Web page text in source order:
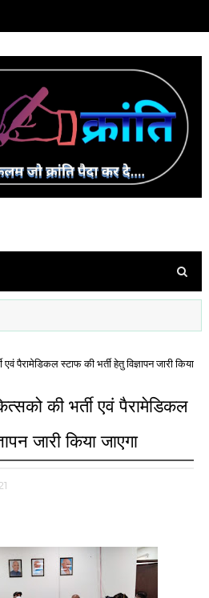
पैरामेडिकल स्टाफ की भर्ती हेतु विज्ञापन जारी किया
की भर्ती एवं पैरामेडिकल
जारी किया जाएगा